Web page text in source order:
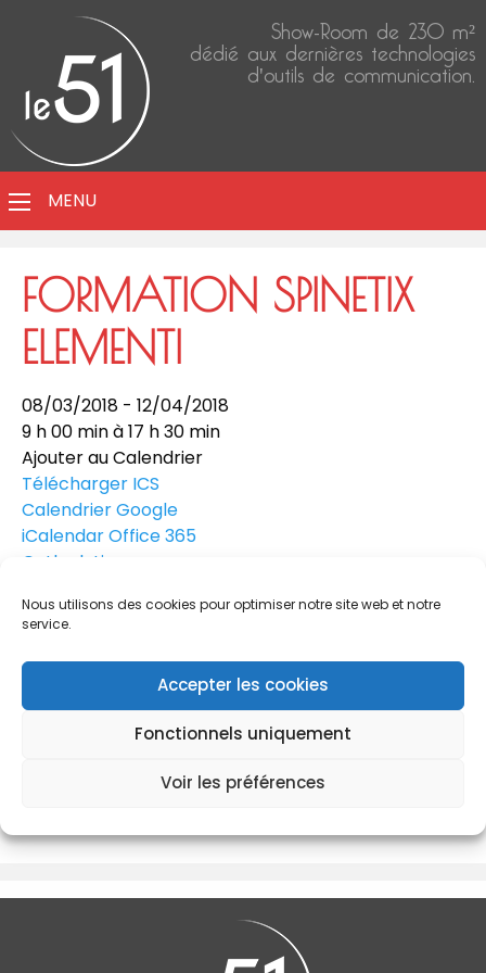
Nous utilisons des cookies pour optimiser notre site web et notre
service.
Accepter les cookies
Fonctionnels uniquement
Voir les préférences
Show-Room de 230 m²
dédié aux dernières technologies
d'outils de communication.
MENU
FORMATION SPINETIX
ELEMENTI
08/03/2018 - 12/04/2018
9 h 00 min à 17 h 30 min
Ajouter au Calendrier
Télécharger ICS
Calendrier Google
iCalendarOffice 365
Outlook Live
51 rue Paul Doumer
Formation Spinetix Elementi Niveau 1
Réservations